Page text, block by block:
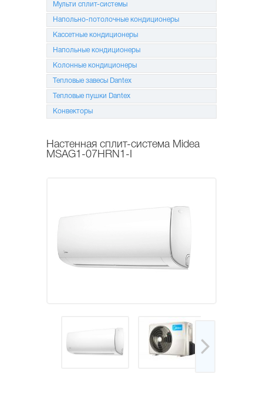
АКЦИИ
Мульти сплит-системы
Напольно-потолочные кондиционеры
Кассетные кондиционеры
Напольные кондиционеры
Колонные кондиционеры
Тепловые завесы Dantex
Тепловые пушки Dantex
Конвекторы
Настенная сплит-система Midea
MSAG1-07HRN1-I